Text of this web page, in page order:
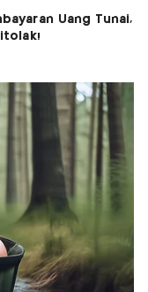
Uang Tunai,